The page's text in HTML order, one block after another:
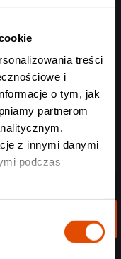
treści
i
o tym, jak
partnerom
z innymi danymi
podczas